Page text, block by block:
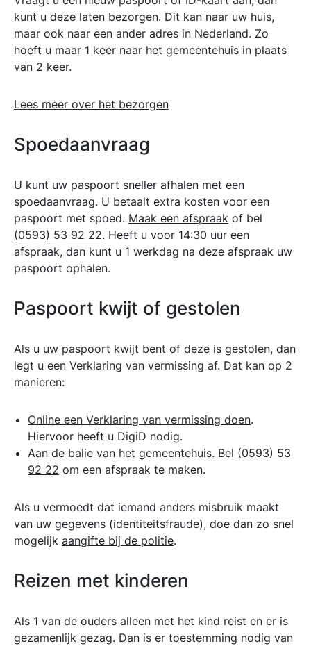
kunt u deze laten bezorgen. Dit kan naar uw huis,
maar ook naar een ander adres in Nederland. Zo
hoeft u maar 1 keer naar het gemeentehuis in plaats
van 2 keer.
Lees meer over het bezorgen
Spoedaanvraag
U kunt uw paspoort sneller afhalen met een
spoedaanvraag. U betaalt extra kosten voor een
paspoort met spoed. Maak een afspraak of bel
(0593) 53 92 22. Heeft u voor 14:30 uur een
afspraak, dan kunt u 1 werkdag na deze afspraak uw
paspoort ophalen.
Paspoort kwijt of gestolen
Als u uw paspoort kwijt bent of deze is gestolen, dan
legt u een Verklaring van vermissing af. Dat kan op 2
manieren:
Online een Verklaring van vermissing doen.
Hiervoor heeft u DigiD nodig.
Aan de balie van het gemeentehuis. Bel (0593) 53
92 22 om een afspraak te maken.
Als u vermoedt dat iemand anders misbruik maakt
van uw gegevens (identiteitsfraude), doe dan zo snel
mogelijk aangifte bij de politie.
Reizen met kinderen
Als 1 van de ouders alleen met het kind reist en er is
gezamenlijk gezag. Dan is er toestemming nodig van